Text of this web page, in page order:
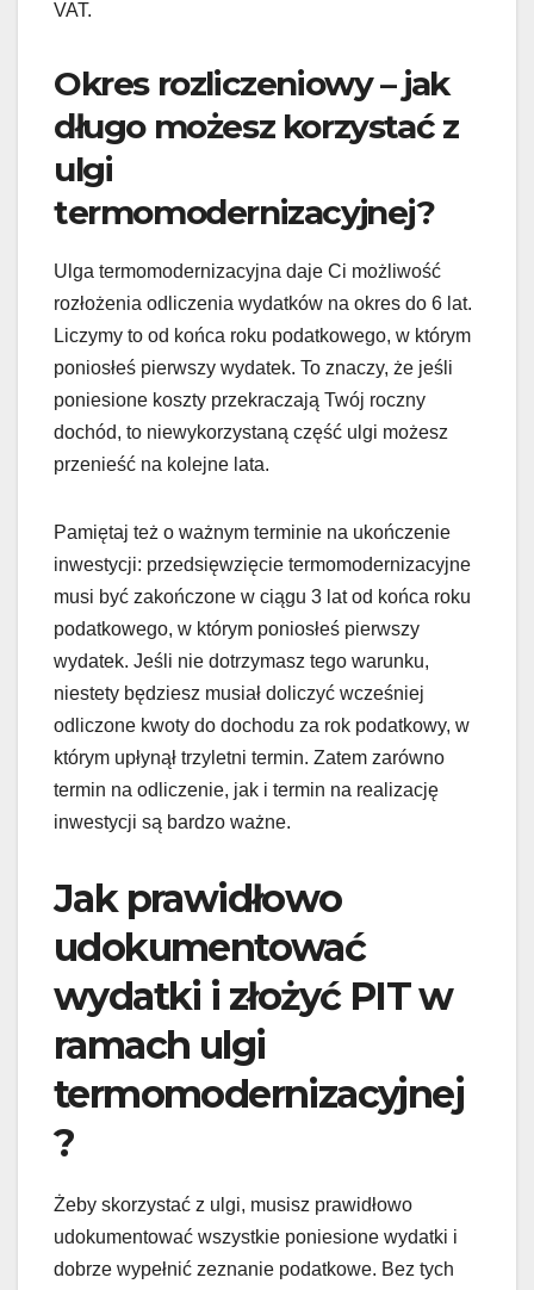
VAT.
Okres rozliczeniowy – jak
długo możesz korzystać z
ulgi
termomodernizacyjnej?
Ulga termomodernizacyjna daje Ci możliwość
rozłożenia odliczenia wydatków na okres do 6 lat.
Liczymy to od końca roku podatkowego, w którym
poniosłeś pierwszy wydatek. To znaczy, że jeśli
poniesione koszty przekraczają Twój roczny
dochód, to niewykorzystaną część ulgi możesz
przenieść na kolejne lata.
Pamiętaj też o ważnym terminie na ukończenie
inwestycji: przedsięwzięcie termomodernizacyjne
musi być zakończone w ciągu 3 lat od końca roku
podatkowego, w którym poniosłeś pierwszy
wydatek. Jeśli nie dotrzymasz tego warunku,
niestety będziesz musiał doliczyć wcześniej
odliczone kwoty do dochodu za rok podatkowy, w
którym upłynął trzyletni termin. Zatem zarówno
termin na odliczenie, jak i termin na realizację
inwestycji są bardzo ważne.
Jak prawidłowo
udokumentować
wydatki i złożyć PIT w
ramach ulgi
termomodernizacyjnej
?
Żeby skorzystać z ulgi, musisz prawidłowo
udokumentować wszystkie poniesione wydatki i
dobrze wypełnić zeznanie podatkowe. Bez tych